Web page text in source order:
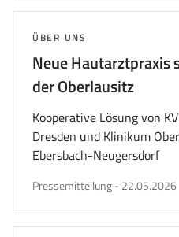
Neue Hautarztpraxis
der Oberlausitz
THEMA:
ÜBER UNS
Kooperative Lösung von
Dresden und Klinikum
Ebersbach-Neugersdorf
Pressemitteilungveröffentlicht
- 22.05.2026